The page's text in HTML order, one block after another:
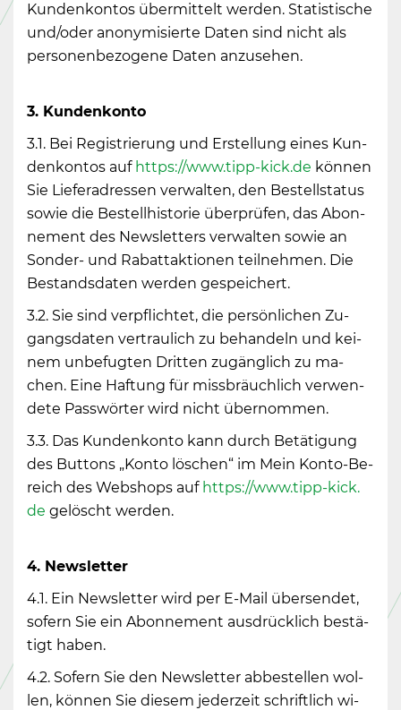
Kun­den­kon­tos über­mit­telt wer­den. Sta­tis­ti­sche
und/oder an­ony­mi­sier­te Daten sind nicht als
per­so­nen­be­zo­ge­ne Daten an­zu­se­hen.
3. Kun­den­kon­to
3.1. Bei Re­gis­trie­rung und Er­stel­lung eines Kun­
den­kon­tos auf https://​www.​tipp-​kick.​de kön­nen
Sie Lie­fe­r­adres­sen ver­wal­ten, den Be­stell­sta­tus
sowie die Be­stell­his­to­rie über­prü­fen, das Abon­
ne­ment des News­let­ters ver­wal­ten sowie an
Son­der- und Ra­batt­ak­tio­nen teil­neh­men. Die
Be­stands­da­ten wer­den ge­spei­chert.
3.2. Sie sind ver­pflich­tet, die per­sön­li­chen Zu­
gangs­da­ten ver­trau­lich zu be­han­deln und kei­
nem un­be­fug­ten Drit­ten zu­gäng­lich zu ma­
chen. Eine Haf­tung für miss­bräuch­lich ver­wen­
de­te Pass­wör­ter wird nicht über­nom­men.
3.3. Das Kun­den­kon­to kann durch Be­tä­ti­gung
des But­tons „Konto lö­schen“ im Mein Kon­to-Be­
reich des Web­shops auf https://​www.​tipp-​kick.​
de ge­löscht wer­den.
4. News­let­ter
4.1. Ein News­let­ter wird per E-Mail über­sen­det,
so­fern Sie ein Abon­ne­ment aus­drück­lich be­stä­
tigt haben.
4.2. So­fern Sie den News­let­ter ab­be­stel­len wol­
len, kön­nen Sie die­sem je­der­zeit schrift­lich wi­